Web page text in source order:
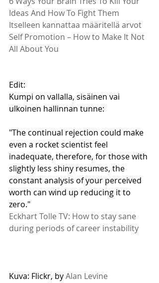
Ideas And How To Fight Them
Itselleen kannattaa määritellä arvot
Self Promotion – How to Make It Not
All About You
Edit:
Kumpi on vallalla, sisäinen vai
ulkoinen hallinnan tunne:
"The continual rejection could make
even a rocket scientist feel
inadequate, therefore, for those with
slightly less shiny resumes, the
constant analysis of your perceived
worth can wind up reducing it to
zero."
Eckhart Tolle TV: How to stay sane
during periods of career instability
Kuva: Flickr, by Alan Levine